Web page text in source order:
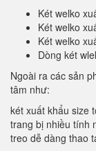
Két welko
Két welko
Két welko
Dòng két
Ngoài ra các sản
tâm như:
két xuất khẩu size
trang bị nhiều tính
treo dễ dàng thao